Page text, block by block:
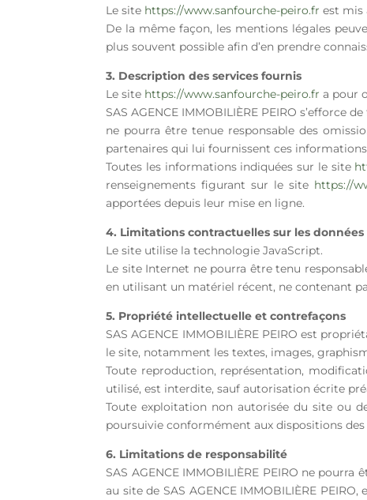
Le site https://www.sanfourche-peiro.fr est mis
De la même façon, les mentions légales
plus souvent possible afin d’en prendre
3. Description des services fournis
Le site https://www.sanfourche-peiro.fr a pour
SAS AGENCE IMMOBILIÈRE PEIRO s’efforce
ne pourra être tenue responsable des
partenaires qui lui fournissent ces
Toutes les informations indiquées sur le site
renseignements figurant sur le site https://
apportées depuis leur mise en ligne.
4. Limitations contractuelles sur les
Le site utilise la technologie JavaScript.
Le site Internet ne pourra être tenu
en utilisant un matériel récent, ne contenant
5. Propriété intellectuelle et contrefaçons
SAS AGENCE IMMOBILIÈRE PEIRO est
le site, notamment les textes, images,
Toute reproduction, représentation,
utilisé, est interdite, sauf autorisation écrite
Toute exploitation non autorisée du site ou
poursuivie conformément aux dispositions
6. Limitations de responsabilité
SAS AGENCE IMMOBILIÈRE PEIRO ne
au site de SAS AGENCE IMMOBILIÈRE